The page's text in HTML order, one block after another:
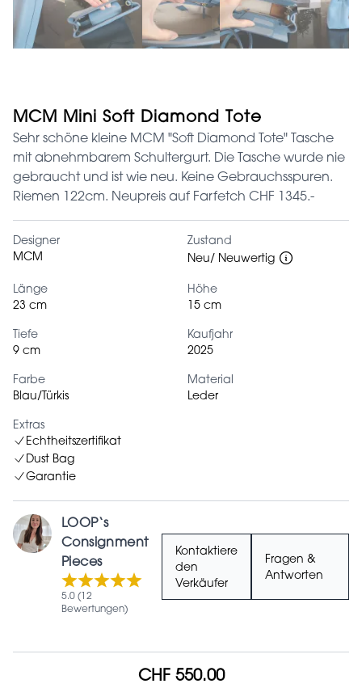
MCM Mini Soft Diamond Tote
Sehr schöne kleine MCM "Soft Diamond Tote" Tasche
mit abnehmbarem Schultergurt. Die Tasche wurde nie
gebraucht und ist wie neu. Keine Gebrauchsspuren.
Riemen 122cm. Neupreis auf Farfetch CHF 1345.-
Designer
MCM
Zustand
Neu/ Neuwertig
Länge
23 cm
Höhe
15 cm
Tiefe
9 cm
Kaufjahr
2025
Farbe
Blau/Türkis
Material
Leder
Extras
Echtheitszertifikat
Dust Bag
Garantie
LOOP‘s
Consignment
Pieces
5.0 (12
Bewertungen)
Kontaktiere
den
Verkäufer
Fragen &
Antworten
CHF 550.00